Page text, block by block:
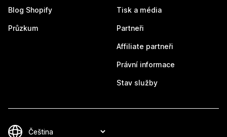
Blog Shopify
Průzkum
Tisk a média
Partneři
Affiliate partneři
Právní informace
Stav služby